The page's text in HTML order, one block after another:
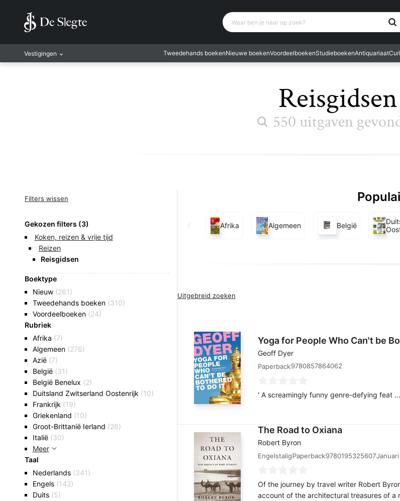
Waar ben je naar op zoek?
Tweedehands boekenNieuwe boekenVoordeelboekenStudieboekenAntiquariaat
Vestigingen
Reisgidsen
550 uitgaven
Filters wissen
Gekozen filters (3)
Koken, reizen & vrije tijd
Reizen
Reisgidsen
Boektype
Nieuw (261)
Tweedehands boeken (310)
Voordeelboeken (24)
Rubriek
Afrika (7)
Algemeen (276)
Azië (7)
België (31)
België Benelux (2)
Duitsland Zwitserland Oostenrijk (10)
Frankrijk (19)
Griekenland (10)
Groot-Brittanië Ierland (26)
Italië (30)
Meer
Taal
Nederlands (341)
Engels (142)
Duits (5)
Afrika Algemeen België
Uitgebreid zoeken
Yoga for People Who Can't be
Geoff Dyer
Paperback9780857864062
' A screamingly funny genre-defying feat
The Road to Oxiana
Robert Byron
EngelstaligPaperback9780195325607
Of the journey by travel writer Robert
account of the architectural treasures of a